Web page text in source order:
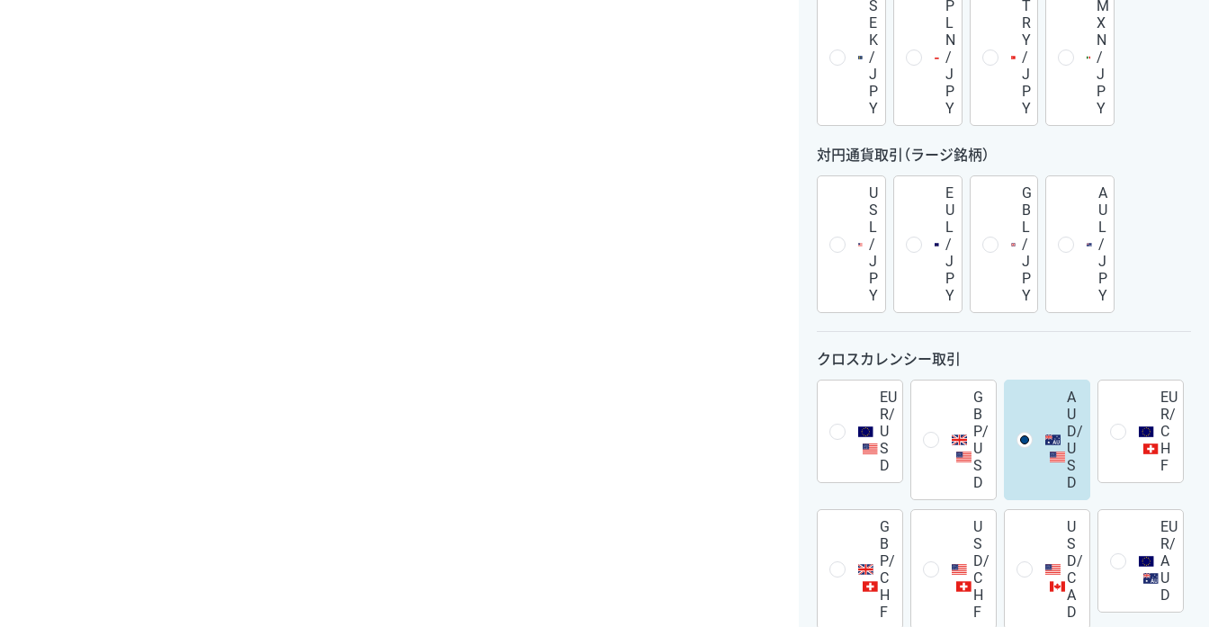
S
E
K
/
J
P
Y
P
L
N
/
J
P
Y
T
R
Y
/
J
P
Y
M
X
N
/
J
P
Y
対円通貨取引（ラージ銘柄）
U
S
L
/
J
P
Y
E
U
L
/
J
P
Y
G
B
L
/
J
P
Y
A
U
L
/
J
P
Y
クロスカレンシー取引
EU
R/
U
S
D
G
B
P/
U
S
D
A
U
D/
U
S
D
EU
R/
C
H
F
G
B
P/
C
H
F
U
S
D/
C
H
F
U
S
D/
C
A
D
EU
R/
A
U
D